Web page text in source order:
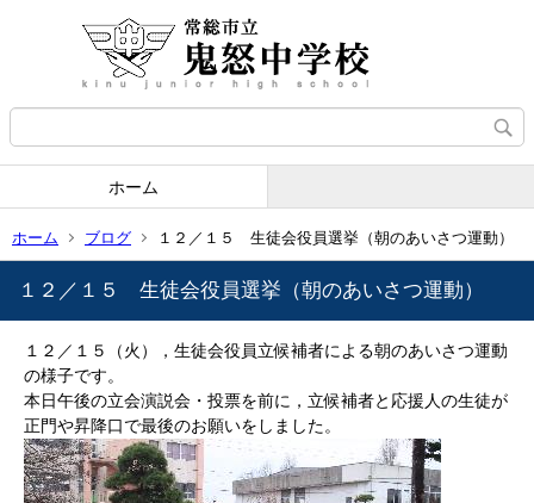
ホーム
ホーム ブログ １２／１５ 生徒会役員選挙（朝のあいさつ運動）
１２／１５ 生徒会役員選挙（朝のあいさつ運動）
１２／１５（火），生徒会役員立候補者による朝のあいさつ運動
の様子です。
本日午後の立会演説会・投票を前に，立候補者と応援人の生徒が
正門や昇降口で最後のお願いをしました。